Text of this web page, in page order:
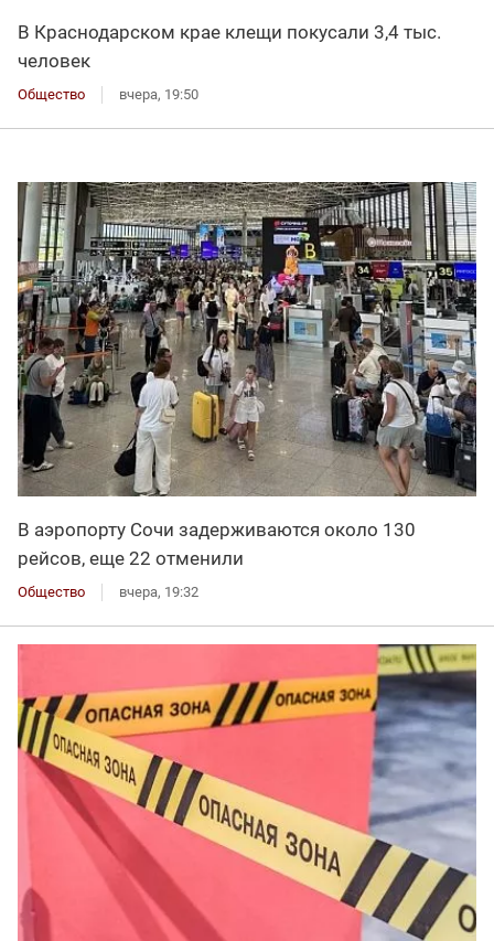
В Краснодарском крае клещи покусали 3,4 тыс.
человек
Общество вчера, 19:50
В аэропорту Сочи задерживаются около 130
рейсов, еще 22 отменили
Общество вчера, 19:32